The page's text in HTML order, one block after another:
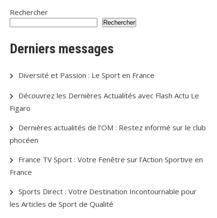
Rechercher
Rechercher
Derniers messages
Diversité et Passion : Le Sport en France
Découvrez les Dernières Actualités avec Flash Actu Le
Figaro
Dernières actualités de l’OM : Restez informé sur le club
phocéen
France TV Sport : Votre Fenêtre sur l’Action Sportive en
France
Sports Direct : Votre Destination Incontournable pour
les Articles de Sport de Qualité